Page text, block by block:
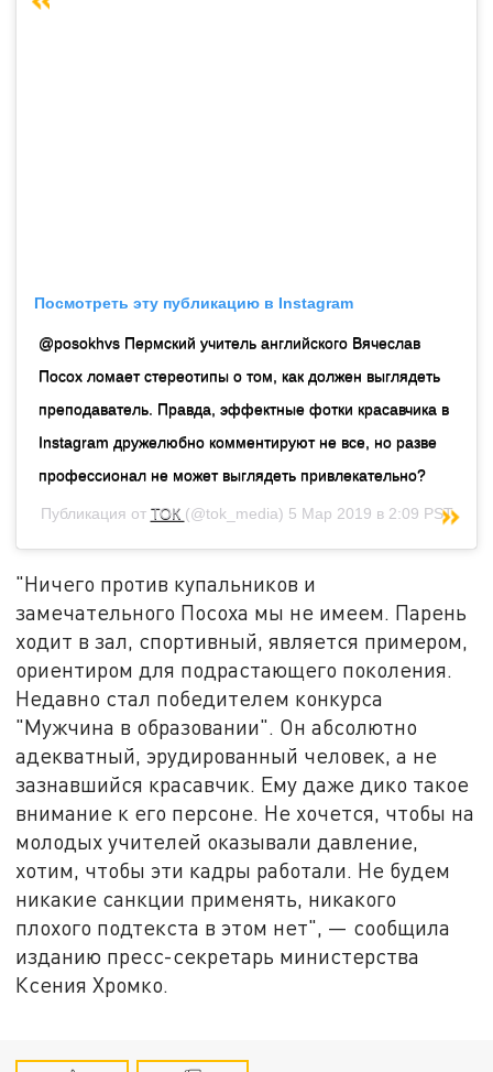
Посмотреть эту публикацию в Instagram
@posokhvs Пермский учитель английского Вячеслав
Посох ломает стереотипы о том, как должен выглядеть
преподаватель. Правда, эффектные фотки красавчика в
Instagram дружелюбно комментируют не все, но разве
профессионал не может выглядеть привлекательно?
Публикация от ТОК (@tok_media) 5 Мар 2019 в 2:09 PST
"Ничего против купальников и
замечательного Посоха мы не имеем. Парень
ходит в зал, спортивный, является примером,
ориентиром для подрастающего поколения.
Недавно стал победителем конкурса
"Мужчина в образовании". Он абсолютно
адекватный, эрудированный человек, а не
зазнавшийся красавчик. Ему даже дико такое
внимание к его персоне. Не хочется, чтобы на
молодых учителей оказывали давление,
хотим, чтобы эти кадры работали. Не будем
никакие санкции применять, никакого
плохого подтекста в этом нет", — сообщила
изданию пресс-секретарь министерства
Ксения Хромко.